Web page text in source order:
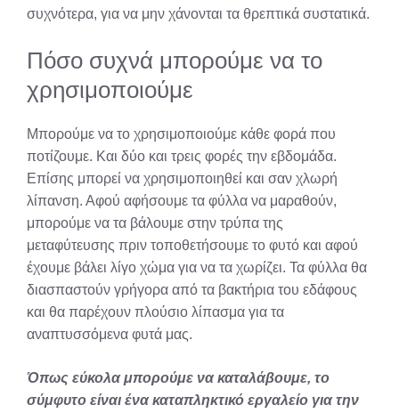
συχνότερα, για να μην χάνονται τα θρεπτικά συστατικά.
Πόσο συχνά μπορούμε να το
χρησιμοποιούμε
Μπορούμε να το χρησιμοποιούμε κάθε φορά που
ποτίζουμε. Και δύο και τρεις φορές την εβδομάδα.
Επίσης μπορεί να χρησιμοποιηθεί και σαν χλωρή
λίπανση. Αφού αφήσουμε τα φύλλα να μαραθούν,
μπορούμε να τα βάλουμε στην τρύπα της
μεταφύτευσης πριν τοποθετήσουμε το φυτό και αφού
έχουμε βάλει λίγο χώμα για να τα χωρίζει. Τα φύλλα θα
διασπαστούν γρήγορα από τα βακτήρια του εδάφους
και θα παρέχουν πλούσιο λίπασμα για τα
αναπτυσσόμενα φυτά μας.
Όπως εύκολα μπορούμε να καταλάβουμε, το
σύμφυτο είναι ένα καταπληκτικό εργαλείο για την